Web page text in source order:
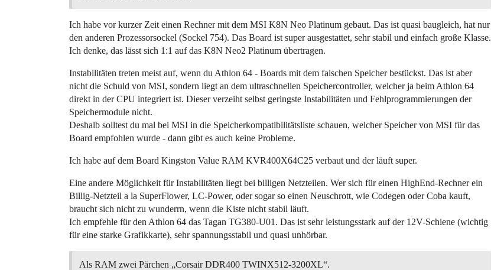
Ich habe vor kurzer Zeit einen Rechner mit dem MSI K8N Neo Platinum gebaut. Das ist quasi baugleich, hat nur
den anderen Prozessorsockel (Sockel 754). Das Board ist super ausgestattet, sehr stabil und einfach große Klasse.
Ich denke, das lässt sich 1:1 auf das K8N Neo2 Platinum übertragen.
Instabilitäten treten meist auf, wenn du Athlon 64 - Boards mit dem falschen Speicher bestückst. Das ist aber
nicht die Schuld von MSI, sondern liegt an dem ultraschnellen Speichercontroller, welcher ja beim Athlon 64
direkt in der CPU integriert ist. Dieser verzeiht selbst geringste Instabilitäten und Fehlprogrammierungen der
Speichermodule nicht.
Deshalb solltest du mal bei MSI in die Speicherkompatibilitätsliste schauen, welcher Speicher von MSI für das
Board empfohlen wurde - dann gibt es auch keine Probleme.
Ich habe auf dem Board Kingston Value RAM KVR400X64C25 verbaut und der läuft super.
Eine andere Möglichkeit für Instabilitäten liegt bei billigen Netzteilen. Wer sich für einen HighEnd-Rechner ein
Billig-Netzteil a la SuperFlower, LC-Power, oder sogar so einen Neuschrott, wie Codegen oder Coba kauft,
braucht sich nicht zu wunderrn, wenn die Kiste nicht stabil läuft.
Ich empfehle für den Athlon 64 das Tagan TG380-U01. Das ist sehr leistungsstark auf der 12V-Schiene (wichtig
für eine starke Grafikkarte), sehr spannungsstabil und quasi unhörbar.
Als RAM zwei Pärchen „Corsair DDR400 TWINX512-3200XL“.